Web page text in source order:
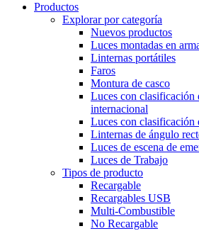
Productos
Explorar por categoría
Nuevos productos
Luces montadas en
Linternas portátiles
Faros
Montura de casco
Luces con clasificación
internacional
Luces con clasificación
Linternas de ángulo
Luces de escena de
Luces de Trabajo
Tipos de producto
Recargable
Recargables USB
Multi-Combustible
No Recargable